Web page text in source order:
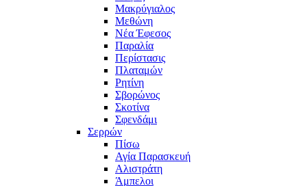
Μακρύγιαλος
Μεθώνη
Νέα Έφεσος
Παραλία
Περίστασις
Πλαταμών
Ρητίνη
Σβορώνος
Σκοτίνα
Σφενδάμι
Σερρών
Πίσω
Αγία Παρασκευή
Αλιστράτη
Άμπελοι